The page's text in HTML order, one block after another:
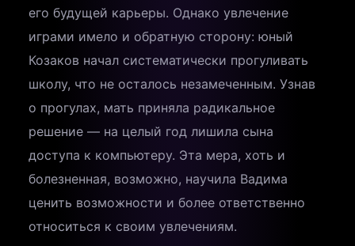
его будущей карьеры. Однако увлечение
играми имело и обратную сторону: юный
Козаков начал систематически прогуливать
школу, что не осталось незамеченным. Узнав
о прогулах, мать приняла радикальное
решение — на целый год лишила сына
доступа к компьютеру. Эта мера, хоть и
болезненная, возможно, научила Вадима
ценить возможности и более ответственно
относиться к своим увлечениям.